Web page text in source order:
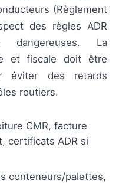
(Règlement
des règles ADR
dangereuses. La
et fiscale doit être
éviter des retards
routiers.
CMR, facture
certificats ADR si
conteneurs/palettes,